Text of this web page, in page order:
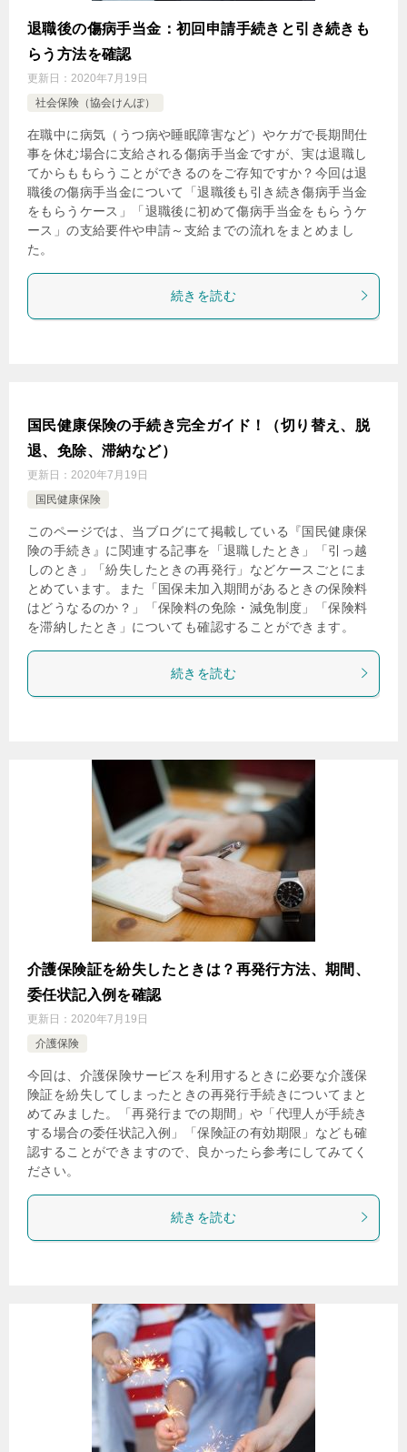
退職後の傷病手当金：初回申請手続きと引き続きも
らう方法を確認
更新日： 2020年7月19日
社会保険（協会けんぽ）
在職中に病気（うつ病や睡眠障害など）やケガで長期間仕
事を休む場合に支給される傷病手当金ですが、実は退職し
てからももらうことができるのをご存知ですか？今回は退
職後の傷病手当金について「退職後も引き続き傷病手当金
をもらうケース」「退職後に初めて傷病手当金をもらうケ
ース」の支給要件や申請～支給までの流れをまとめまし
た。
続きを読む
国民健康保険の手続き完全ガイド！（切り替え、脱
退、免除、滞納など）
更新日： 2020年7月19日
国民健康保険
このページでは、当ブログにて掲載している『国民健康保
険の手続き』に関連する記事を「退職したとき」「引っ越
しのとき」「紛失したときの再発行」などケースごとにま
とめています。また「国保未加入期間があるときの保険料
はどうなるのか？」「保険料の免除・減免制度」「保険料
を滞納したとき」についても確認することができます。
続きを読む
介護保険証を紛失したときは？再発行方法、期間、
委任状記入例を確認
更新日： 2020年7月19日
介護保険
今回は、介護保険サービスを利用するときに必要な介護保
険証を紛失してしまったときの再発行手続きについてまと
めてみました。「再発行までの期間」や「代理人が手続き
する場合の委任状記入例」「保険証の有効期限」なども確
認することができますので、良かったら参考にしてみてく
ださい。
続きを読む